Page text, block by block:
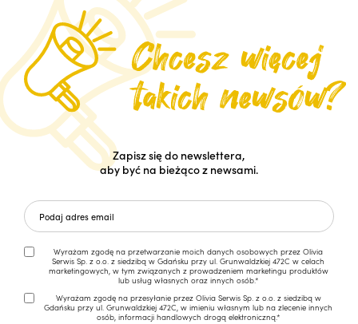
Zapisz się do newslettera,
aby być na bieżąco z newsami.
Wyrażam zgodę na przetwarzanie moich danych osobowych przez Olivia
Serwis Sp. z o.o. z siedzibą w Gdańsku przy ul. Grunwaldzkiej 472C w celach
marketingowych, w tym związanych z prowadzeniem marketingu produktów
lub usług własnych oraz innych osób.*
Wyrażam zgodę na przesyłanie przez Olivia Serwis Sp. z o.o. z siedzibą w
Gdańsku przy ul. Grunwaldzkiej 472C, w imieniu własnym lub na zlecenie innych
osób, informacji handlowych drogą elektroniczną.*